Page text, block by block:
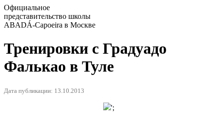
Официальное
представительство школы
ABADÁ-Capoeira в Москве
Тренировки с Градуадо
Фалькао в Туле
Дата публикации: 13.10.2013
';